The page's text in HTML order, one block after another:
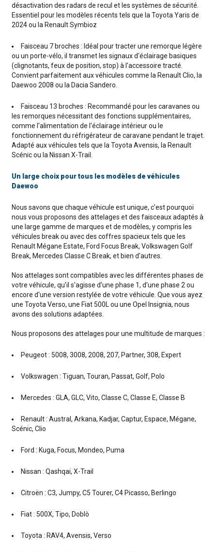
désactivation des radars de recul et les systèmes de sécurité.
Essentiel pour les modèles récents tels que la Toyota Yaris de
2024 ou la Renault Symbioz
Faisceau 7 broches : Idéal pour tracter une remorque légère
ou un porte-vélo, il transmet les signaux d'éclairage basiques
(clignotants, feux de position, stop) à l'accessoire tracté.
Convient parfaitement aux véhicules comme la Renault Clio, la
Daewoo 2008 ou la Dacia Sandero.
Faisceau 13 broches : Recommandé pour les caravanes ou
les remorques nécessitant des fonctions supplémentaires,
comme l'alimentation de l'éclairage intérieur ou le
fonctionnement du réfrigérateur de caravane pendant le trajet.
Adapté aux véhicules tels que la Toyota Avensis, la Renault
Scénic ou la Nissan X-Trail.
Un large choix pour tous les modèles de véhicules
Daewoo
Nous savons que chaque véhicule est unique, c'est pourquoi
nous vous proposons des attelages et des faisceaux adaptés à
une large gamme de marques et de modèles, y compris les
véhicules break ou avec des coffres spacieux tels que les
Renault Mégane Estate, Ford Focus Break, Volkswagen Golf
Break, Mercedes Classe C Break, et bien d'autres.
Nos attelages sont compatibles avec les différentes phases de
votre véhicule, qu'il s'agisse d'une phase 1, d'une phase 2 ou
encore d'une version restylée de votre véhicule. Que vous ayez
une Toyota Verso, une Fiat 500L ou une Opel Insignia, nous
avons des solutions adaptées.
Nous proposons des attelages pour une multitude de marques :
Peugeot : 5008, 3008, 2008, 207, Partner, 308, Expert
Volkswagen : Tiguan, Touran, Passat, Golf, Polo
Mercedes : GLA, GLC, Vito, Classe C, Classe E, Classe B
Renault : Austral, Arkana, Kadjar, Captur, Espace, Mégane,
Scénic, Clio
Ford : Kuga, Focus, Mondeo, Puma
Nissan : Qashqai, X-Trail
Citroën : C3, Jumpy, C5 Tourer, C4 Picasso, Berlingo
Fiat : 500X, Tipo, Doblò
Toyota : RAV4, Avensis, Verso